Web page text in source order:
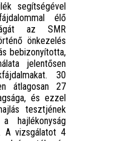
segítségével
élő
az SMR
önkezelés
bebizonyította,
jelentősen
30
átlagosan 27
és ezzel
tesztjének
hajlékonyság
A vizsgálatot 4